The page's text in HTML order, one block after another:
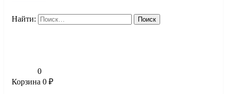
Найти:
0
Корзина 0 ₽